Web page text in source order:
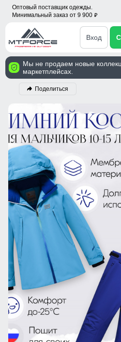
Оптовый поставщик одежды.
Минимальный заказ от 9 900 p
Вход
Мы не продаем новые
маркетплейсах.
Поделиться